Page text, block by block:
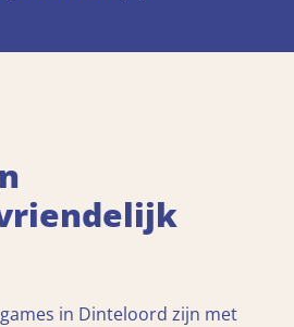
in Dinteloord zijn met